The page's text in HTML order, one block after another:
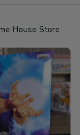
House Store